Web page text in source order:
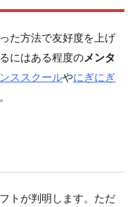
た方法で友好度を上げ
にはある程度のメンタ
ススクールやにぎにぎ
トが判明します。ただ